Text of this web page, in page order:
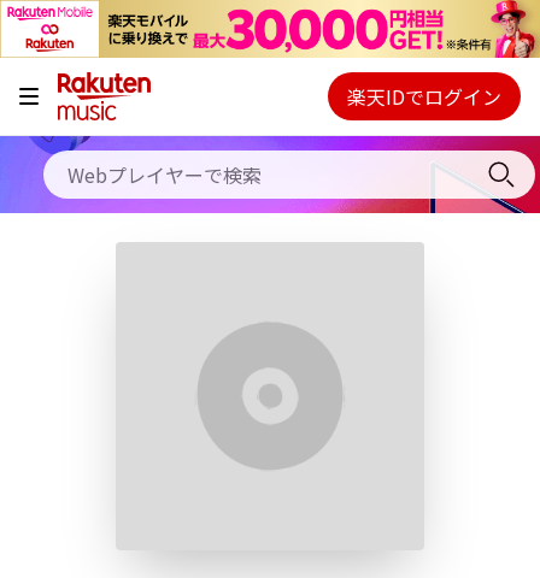
キャンペーン
料金プラン
使い方
Webプレイヤー
ご契約内容の確認・変更
楽天IDでログイン